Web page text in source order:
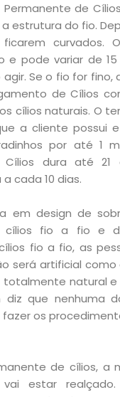
Permanente de
estrutura do fio.
ficarem
e pode variar de
Se o fio for
de Cílios
cílios naturais. O
a cliente possui
por até 1
dura até 21
cada 10 dias.
em design de
cílios fio a fio e
fio a fio, as
será artificial
natural
que nenhuma
fazer os
de cílios, a
estar